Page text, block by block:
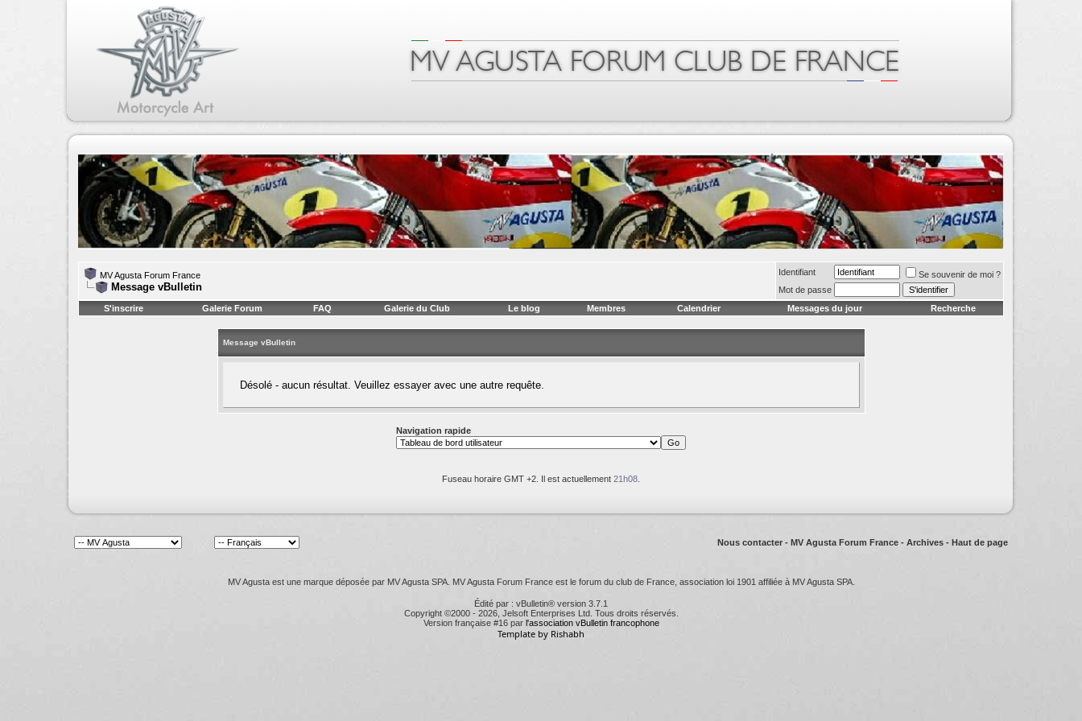
MV Agusta Forum France
Message vBulletin
Identifiant
Se souvenir de moi ?
Mot de passe
S'inscrire
Galerie Forum FAQ Galerie du Club Le blog Membres Calendrier Messages du jour Recherche
Message vBulletin
Désolé - aucun résultat. Veuillez essayer avec une autre requête.
Navigation rapide
Fuseau horaire GMT +2. Il est actuellement 21h08
Nous contacter - MV Agusta Forum France - Archives - Haut de page
MV Agusta est une marque déposée par MV Agusta SPA. MV Agusta Forum France est le forum du club de France, association loi 1901 affiliée à MV Agusta SPA.
Édité par : vBulletin® version 3.7.1
Copyright ©2000 - 2026, Jelsoft Enterprises Ltd. Tous droits réservés.
Version française #16 par l'association vBulletin francophone
Template by Rishabh